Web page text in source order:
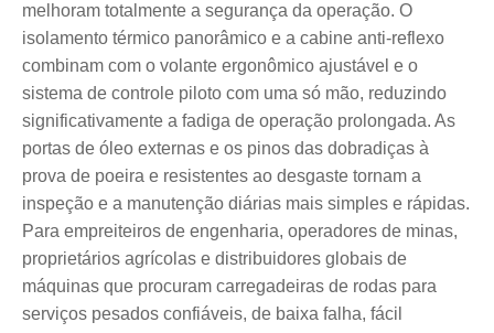
melhoram totalmente a segurança da operação. O
isolamento térmico panorâmico e a cabine anti-reflexo
combinam com o volante ergonômico ajustável e o
sistema de controle piloto com uma só mão, reduzindo
significativamente a fadiga de operação prolongada. As
portas de óleo externas e os pinos das dobradiças à
prova de poeira e resistentes ao desgaste tornam a
inspeção e a manutenção diárias mais simples e rápidas.
Para empreiteiros de engenharia, operadores de minas,
proprietários agrícolas e distribuidores globais de
máquinas que procuram carregadeiras de rodas para
serviços pesados ​​confiáveis, de baixa falha, fácil